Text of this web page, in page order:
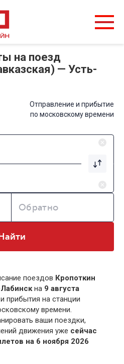
на поезд
— Усть-
Отправление и прибытие
по московскому времени
Обратно
Найти
поездов Кропоткин
на 9 августа
прибытия на станции
времени.
ваши поездки,
движения уже сейчас
на 6 ноября 2026